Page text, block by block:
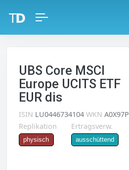
UBS Core MSCI
Europe UCITS ETF
EUR dis
ISIN LU0446734104 WKN A0X97P
Replikation
physisch
Ertragsverw.
ausschüttend